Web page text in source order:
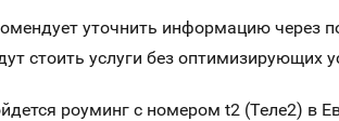
уточнить информацию через
стоить услуги без оптимизирующих
роуминг с номером t2 (Теле2) в